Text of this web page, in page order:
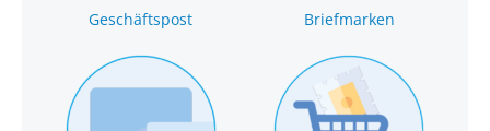
Geschäftspost Briefmarken